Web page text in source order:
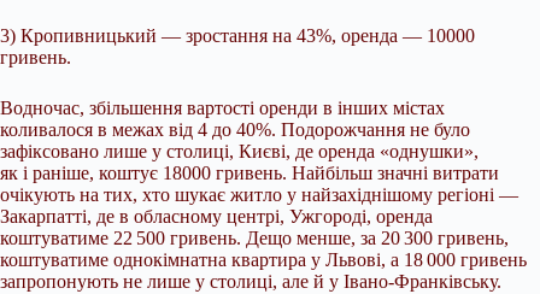
3) Кропивницький — зростання на 43%, оренда — 10000
гривень.
Водночас, збільшення вартості оренди в інших містах
коливалося в межах від 4 до 40%. Подорожчання не було
зафіксовано лише у столиці, Києві, де оренда «однушки»,
як і раніше, коштує 18000 гривень. Найбільш значні витрати
очікують на тих, хто шукає житло у найзахіднішому регіоні —
Закарпатті, де в обласному центрі, Ужгороді, оренда
коштуватиме 22 500 гривень. Дещо менше, за 20 300 гривень,
коштуватиме однокімнатна квартира у Львові, а 18 000 гривень
запропонують не лише у столиці, але й у Івано-Франківську.